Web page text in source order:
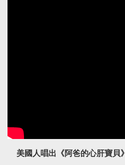
美國人唱出《阿爸的心肝寶貝》